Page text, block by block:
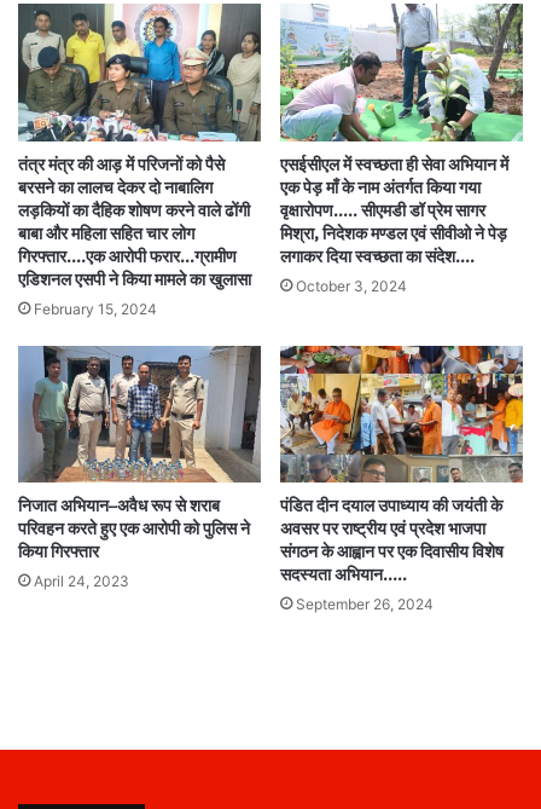
तंत्र मंत्र की आड़ में परिजनों को पैसे
बरसने का लालच देकर दो नाबालिग
लड़कियों का दैहिक शोषण करने वाले ढोंगी
बाबा और महिला सहित चार लोग
गिरफ्तार….एक आरोपी फरार…ग्रामीण
एडिशनल एसपी ने किया मामले का खुलासा
February 15, 2024
एसईसीएल में स्वच्छता ही सेवा अभियान में
एक पेड़ माँ के नाम अंतर्गत किया गया
वृक्षारोपण….. सीएमडी डॉ प्रेम सागर
मिश्रा, निदेशक मण्डल एवं सीवीओ ने पेड़
लगाकर दिया स्वच्छता का संदेश….
October 3, 2024
निजात अभियान–अवैध रूप से शराब
परिवहन करते हुए एक आरोपी को पुलिस ने
किया गिरफ्तार
April 24, 2023
पंडित दीन दयाल उपाध्याय की जयंती के
अवसर पर राष्ट्रीय एवं प्रदेश भाजपा
संगठन के आह्वान पर एक दिवासीय विशेष
सदस्यता अभियान…..
September 26, 2024